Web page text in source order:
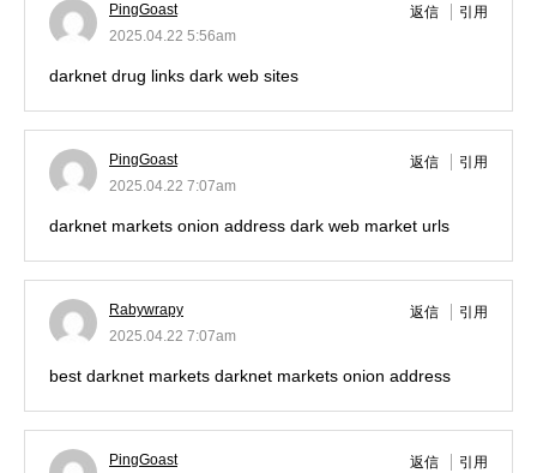
PingGoast
2025.04.22 5:56am
返信 引用
darknet drug links dark web sites
PingGoast
2025.04.22 7:07am
返信 引用
darknet markets onion address dark web market urls
Rabywrapy
2025.04.22 7:07am
返信 引用
best darknet markets darknet markets onion address
PingGoast
返信 引用